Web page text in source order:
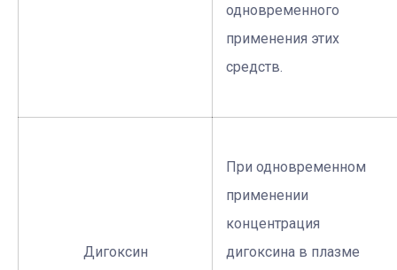
одновременного
применения этих
средств.
Дигоксин
При одновременном
применении
концентрация
дигоксина в плазме